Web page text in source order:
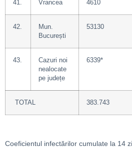
41. Vrancea 4610
42.
Mun.
București
53130
43.
Cazuri noi
nealocate
pe județe
6339*
TOTAL 383.743
Coeficientul infectărilor cumulate la 14